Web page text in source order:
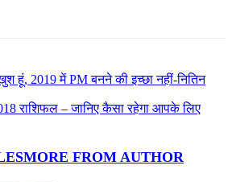
हूं, 2019 में PM बनने की इच्छा नहीं-नितिन
राशिफल – जानिए कैसा रहेगा आपके लिए
MORE FROM AUTHOR